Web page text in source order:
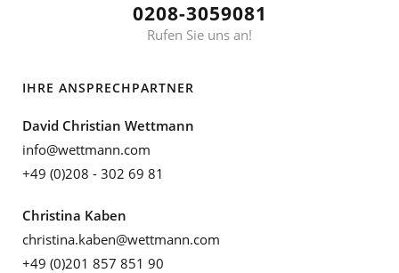
0208-3059081
Rufen Sie uns an!
IHRE ANSPRECHPARTNER
David Christian Wettmann
info@wettmann.com
+49 (0)208 - 302 69 81
Christina Kaben
christina.kaben@wettmann.com
+49 (0)201 857 851 90